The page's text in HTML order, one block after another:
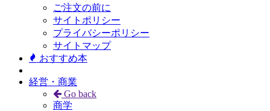
ご注文の前に
サイトポリシー
プライバシーポリシー
サイトマップ
おすすめ本
経営・商業
Go back
商学